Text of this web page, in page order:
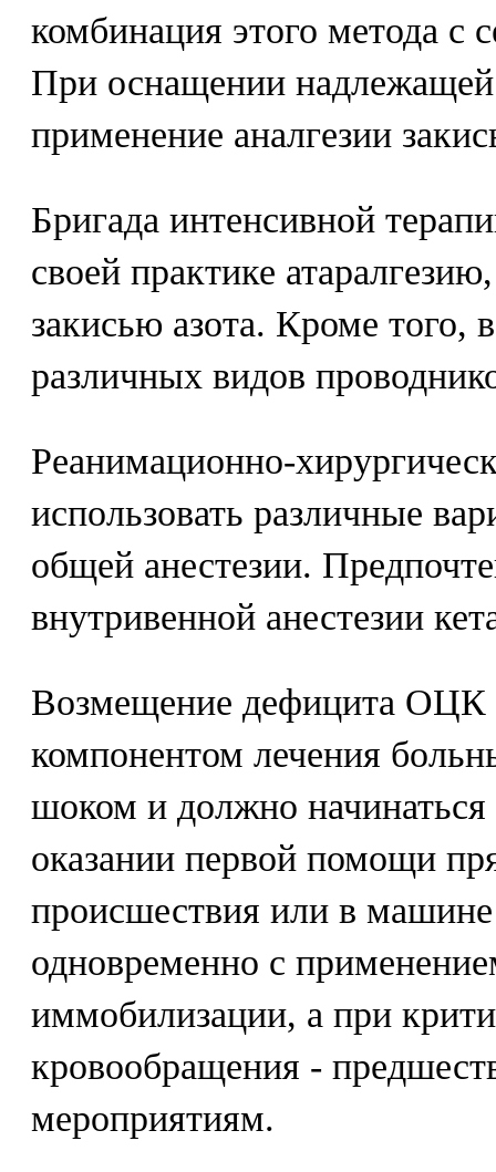
комбинация этого метода с
При оснащении
применение аналгезии
Бригада интенсивной
своей практике
закисью азота. Кроме того,
различных видов
Реанимационно-
использовать различные
общей анестезии.
внутривенной анестезии
Возмещение дефицита ОЦК
компонентом лечения
шоком и должно
оказании первой помощи
происшествия или в
одновременно с
иммобилизации, а при
кровообращения -
мероприятиям.